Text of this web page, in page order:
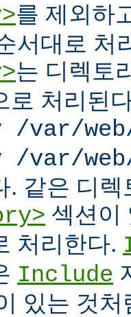
를 제외하
서대로 처
는 디렉토
로 처리된
/var/
/var/
. 같은 디
섹션이
처리한다.
Include
있는 것처